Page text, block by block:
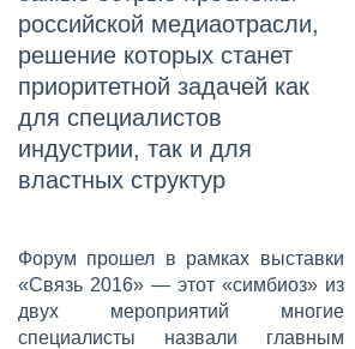
российской медиаотрасли,
решение которых станет
приоритетной задачей как
для специалистов
индустрии, так и для
властных структур
Форум прошел в рамках выставки
«Связь 2016» — этот «симбиоз» из
двух мероприятий многие
специалисты назвали главным